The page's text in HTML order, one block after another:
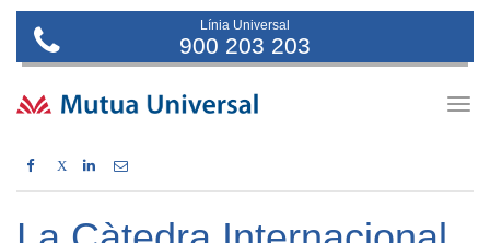
Línia Universal
900 203 203
X